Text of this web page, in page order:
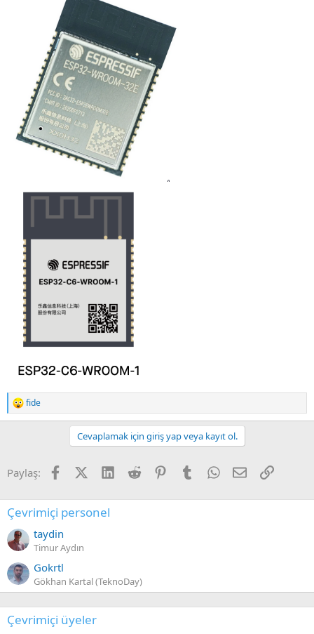
R
e
o
:
fide
Cevaplamak için giriş yap veya kayıt ol.
Paylaş: FacebookX (Twitter)
LinkedIn
Reddit PinterestTumblrWhatsApp
E-postaLink
Çevrimiçi personel
taydin
Timur Aydın
Gokrtl
Gökhan Kartal (TeknoDay)
Çevrimiçi üyeler